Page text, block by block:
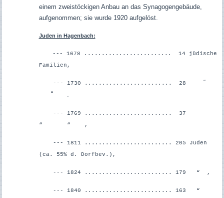
einem zweistöckigen Anbau an das Synagogengebäude,
aufgenommen; sie wurde 1920 aufgelöst.
Juden in Hagenbach:
--- 1678 ......................... 14 jüdische
Familien,
--- 1730 ......................... 28 “
“
,
--- 1769 ......................... 37
“ “ ,
--- 1811 ......................... 205 Juden
(ca. 55% d. Dorfbev.),
--- 1824 ......................... 179 “ ,
--- 1840 ......................... 163 “